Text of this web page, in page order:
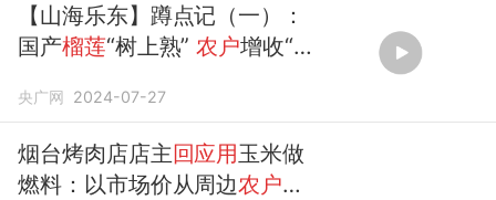
【山海乐东】蹲点记（一）：
国产榴莲“树上熟”农户增收“日
央广网 2024-07-27
烟台烤肉店店主回应用玉米做
燃料：以市场价从周边农户收